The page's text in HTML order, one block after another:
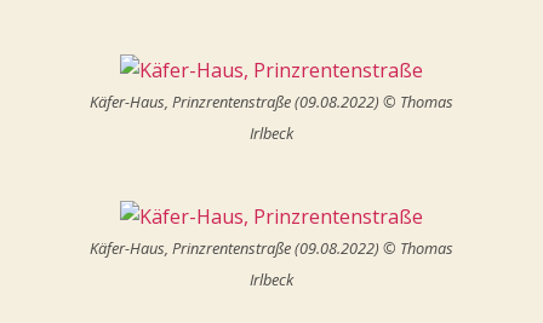
Käfer-Haus, Prinzrentenstraße (09.08.2022) © Thomas
Irlbeck
Käfer-Haus, Prinzrentenstraße (09.08.2022) © Thomas
Irlbeck